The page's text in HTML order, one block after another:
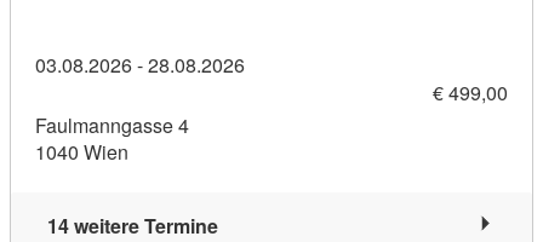
03.08.2026 - 28.08.2026
€ 499,00
Faulmanngasse 4
1040 Wien
14 weitere Termine